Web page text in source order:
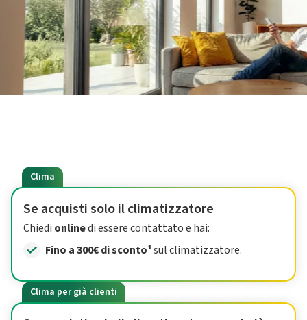
Clima
Se acquisti solo il climatizzatore
Chiedi onlinedi essere contattato e hai:
Fino a 300€ di sconto¹sul climatizzatore.
Clima per già clienti